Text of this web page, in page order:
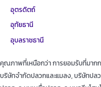
อุตรดิตถ์
อุทัยธานี
อุบลราชธานี
คุณภาพที่เหนือกว่า การยอมรับที่มาก
บริษัทจำกัดปลวกและแมลง, บริษัทปล